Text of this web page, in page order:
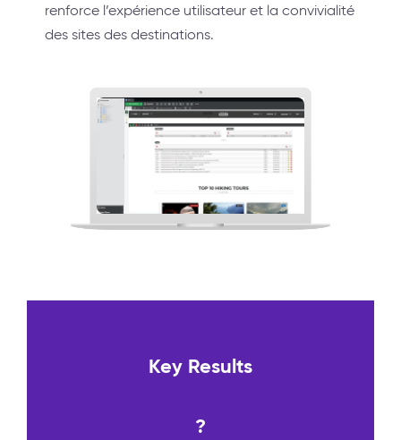
renforce l’expérience utilisateur et la convivialité
des sites des destinations.
Key Results
?